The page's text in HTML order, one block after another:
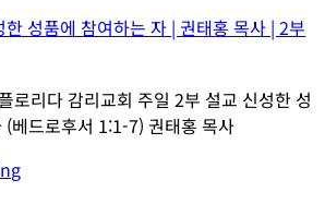
성품에 참여하는 자 | 권태홍 목사 | 2부
로리다 감리교회 주일 2부 설교 신성한 성
(베드로후서 1:1-7) 권태홍 목사